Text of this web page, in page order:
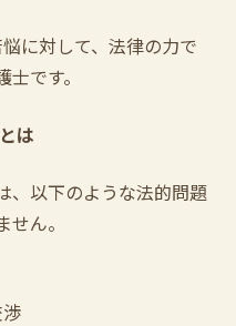
に対して、法律の力で
です。
は
、以下のような法的問題
ん。